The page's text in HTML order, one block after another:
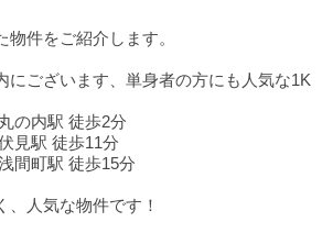
件をご紹介します。
にございます、単身者の方にも人気な1K
の内駅 徒歩2分
見駅 徒歩11分
間町駅 徒歩15分
、人気な物件です！